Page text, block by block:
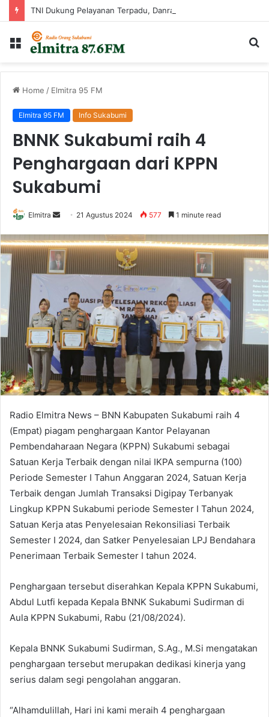
Menu
Home / Elmitra 95 FM
Elmitra 95 FM Info Sukabumi
BNNK Sukabumi raih 4
Penghargaan dari KPPN
Sukabumi
Elmitra
Send
email
21 Agustus 2024 577 1 minute read
Radio Elmitra News – BNN Kabupaten Sukabumi raih 4
(Empat) piagam penghargaan Kantor Pelayanan
Pembendaharaan Negara (KPPN) Sukabumi sebagai
Satuan Kerja Terbaik dengan nilai IKPA sempurna (100)
Periode Semester I Tahun Anggaran 2024, Satuan Kerja
Terbaik dengan Jumlah Transaksi Digipay Terbanyak
Lingkup KPPN Sukabumi periode Semester I Tahun 2024,
Satuan Kerja atas Penyelesaian Rekonsiliasi Terbaik
Semester I 2024, dan Satker Penyelesaian LPJ Bendahara
Penerimaan Terbaik Semester I tahun 2024.
Penghargaan tersebut diserahkan Kepala KPPN Sukabumi,
Abdul Lutfi kepada Kepala BNNK Sukabumi Sudirman di
Aula KPPN Sukabumi, Rabu (21/08/2024).
Kepala BNNK Sukabumi Sudirman, S.Ag., M.Si mengatakan
penghargaan tersebut merupakan dedikasi kinerja yang
serius dalam segi pengolahan anggaran.
“Alhamdulillah, Hari ini kami meraih 4 penghargaan